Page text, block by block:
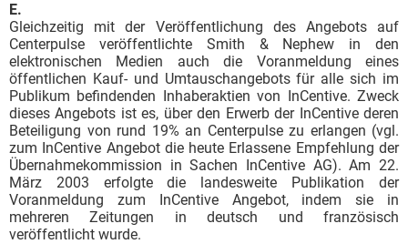
E.
Gleichzeitig mit der Veröffentlichung des Angebots auf
Centerpulse veröffentlichte Smith & Nephew in den
elektronischen Medien auch die Voranmeldung eines
öffentlichen Kauf- und Umtauschangebots für alle sich im
Publikum befindenden Inhaberaktien von InCentive. Zweck
dieses Angebots ist es, über den Erwerb der InCentive deren
Beteiligung von rund 19% an Centerpulse zu erlangen (vgl.
zum InCentive Angebot die heute Erlassene Empfehlung der
Übernahmekommission in Sachen InCentive AG). Am 22.
März 2003 erfolgte die landesweite Publikation der
Voranmeldung zum InCentive Angebot, indem sie in
mehreren Zeitungen in deutsch und französisch
veröffentlicht wurde.